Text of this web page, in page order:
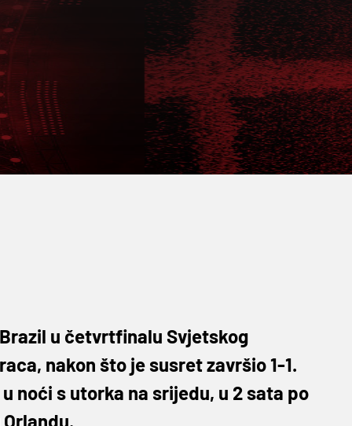
u četvrtfinalu Svjetskog
nakon što je susret završio 1-1.
noći s utorka na srijedu, u 2 sata po